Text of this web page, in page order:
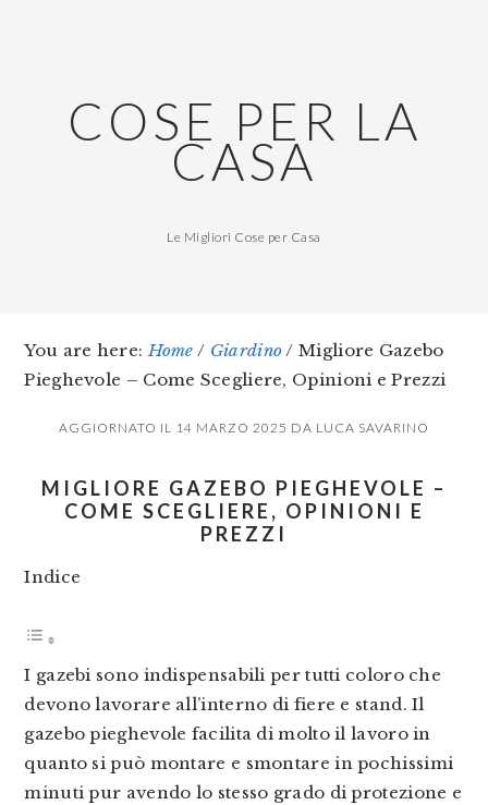
COSE PER LA
CASA
Le Migliori Cose per Casa
You are here:Home / Giardino/ Migliore Gazebo
Pieghevole – Come Scegliere, Opinioni e Prezzi
AGGIORNATO IL 14 MARZO 2025 DA LUCA SAVARINO
MIGLIORE GAZEBO PIEGHEVOLE –
COME SCEGLIERE, OPINIONI E
PREZZI
Indice
I gazebi sono indispensabili per tutti coloro che
devono lavorare all’interno di fiere e stand. Il
gazebo pieghevole facilita di molto il lavoro in
quanto si può montare e smontare in pochissimi
minuti pur avendo lo stesso grado di protezione e